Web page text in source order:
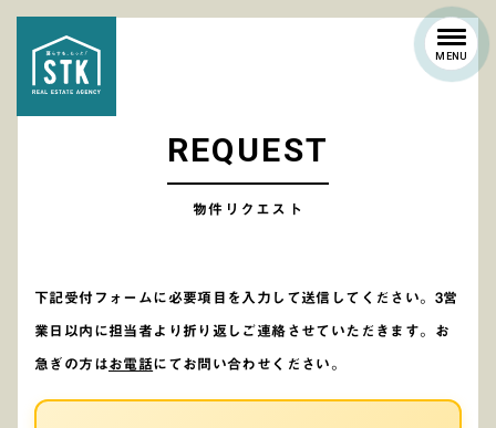
MENU
REQUEST
物件リクエスト
下記受付フォームに必要項目を入力して送信してください。 3営
業日以内に担当者より折り返しご連絡させていただきます。 お
急ぎの方はお電話にてお問い合わせください。